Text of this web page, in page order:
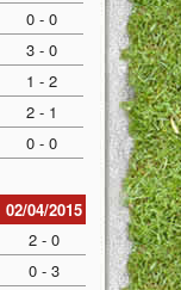
0 - 0
3 - 0
1 - 2
2 - 1
0 - 0
02/04/2015
2 - 0
0 - 3